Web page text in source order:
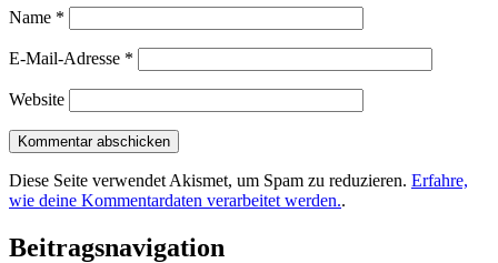
Name *
E-Mail-Adresse *
Website
Diese Seite verwendet Akismet, um Spam zu reduzieren. Erfahre,
wie deine Kommentardaten verarbeitet werden..
Beitragsnavigation